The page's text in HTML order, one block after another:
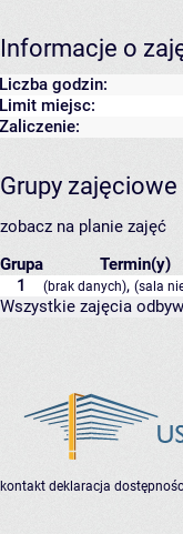
Informacje o
Liczba godzin:
Limit miejsc:
Zaliczenie:
Grupy zajęciowe
zobacz na planie zajęć
Grupa
Termin(y)
1
(brak danych), (sala
Wszystkie zajęcia
kontakt deklaracja